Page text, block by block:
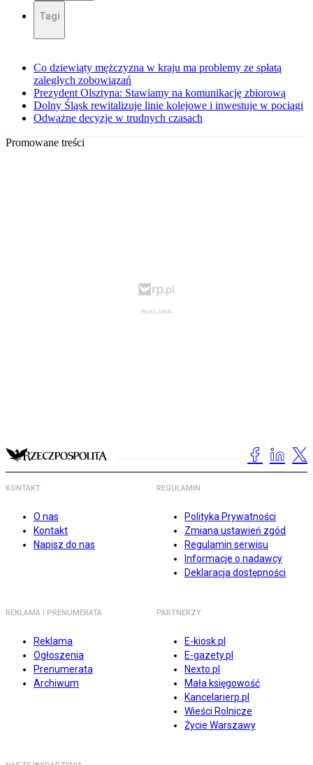
Tagi
Co dziewiąty mężczyzna w kraju ma problemy ze spłatą
zaległych zobowiązań
Prezydent Olsztyna: Stawiamy na komunikację zbiorową
Dolny Śląsk rewitalizuje linie kolejowe i inwestuje w pociągi
Odważne decyzje w trudnych czasach
Promowane treści
KONTAKT
O nas
Kontakt
Napisz do nas
REGULAMIN
Polityka Prywatności
Zmiana ustawień zgód
Regulamin serwisu
Informacje o nadawcy
Deklaracja dostępności
REKLAMA I PRENUMERATA
Reklama
Ogłoszenia
Prenumerata
Archiwum
PARTNERZY
E-kiosk.pl
E-gazety.pl
Nexto.pl
Mała księgowość
Kancelarierp.pl
Wieści Rolnicze
Życie Warszawy